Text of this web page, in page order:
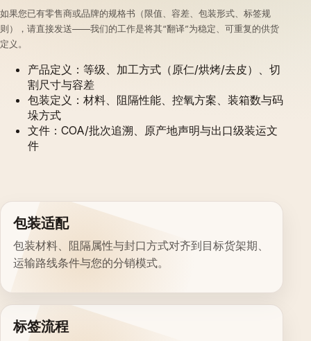
如果您已有零售商或品牌的规格书（限值、容差、包装形式、标签规
则），请直接发送——我们的工作是将其“翻译”为稳定、可重复的供货
定义。
产品定义：等级、加工方式（原仁/烘烤/去皮）、切
割尺寸与容差
包装定义：材料、阻隔性能、控氧方案、装箱数与码
垛方式
文件：COA/批次追溯、原产地声明与出口级装运文
件
包装适配
包装材料、阻隔属性与封口方式对齐到目标货架期、
运输路线条件与您的分销模式。
标签流程